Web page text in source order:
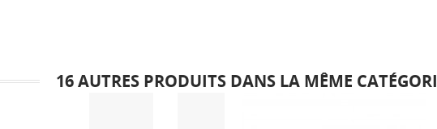
16 AUTRES PRODUITS DANS LA MÊME